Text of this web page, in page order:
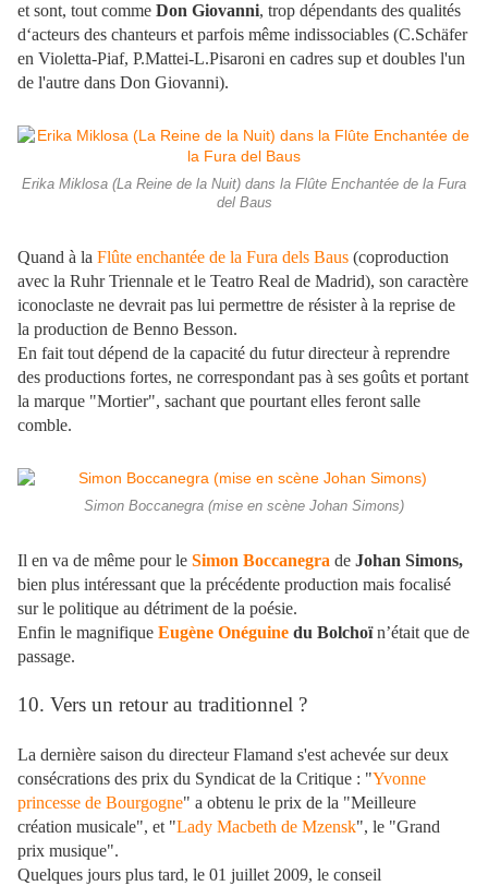
et sont, tout comme Don Giovanni, trop dépendants des qualités
d‘acteurs des chanteurs et parfois même indissociables (C.Schäfer
en Violetta-Piaf, P.Mattei-L.Pisaroni en cadres sup et doubles l'un
de l'autre dans Don Giovanni).
Erika Miklosa (La Reine de la Nuit) dans la Flûte Enchantée de la Fura
del Baus
Quand à la Flûte enchantée de la Fura dels Baus (coproduction
avec la Ruhr Triennale et le Teatro Real de Madrid), son caractère
iconoclaste ne devrait pas lui permettre de résister à la reprise de
la production de Benno Besson.
En fait tout dépend de la capacité du futur directeur à reprendre
des productions fortes, ne correspondant pas à ses goûts et portant
la marque "Mortier", sachant que pourtant elles feront salle
comble.
Simon Boccanegra (mise en scène Johan Simons)
Il en va de même pour le Simon Boccanegra de Johan Simons,
bien plus intéressant que la précédente production mais focalisé
sur le politique au détriment de la poésie.
Enfin le magnifique Eugène Onéguine du Bolchoïn’était que de
passage.
10. Vers un retour au traditionnel ?
La dernière saison du directeur Flamand s'est achevée sur deux
consécrations des prix du Syndicat de la Critique : "Yvonne
princesse de Bourgogne" a obtenu le prix de la "Meilleure
création musicale", et "Lady Macbeth de Mzensk", le "Grand
prix musique".
Quelques jours plus tard, le 01 juillet 2009, le conseil